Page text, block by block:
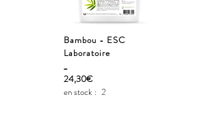
Bambou - ESC
Laboratoire
_
24,30€
en stock : 2